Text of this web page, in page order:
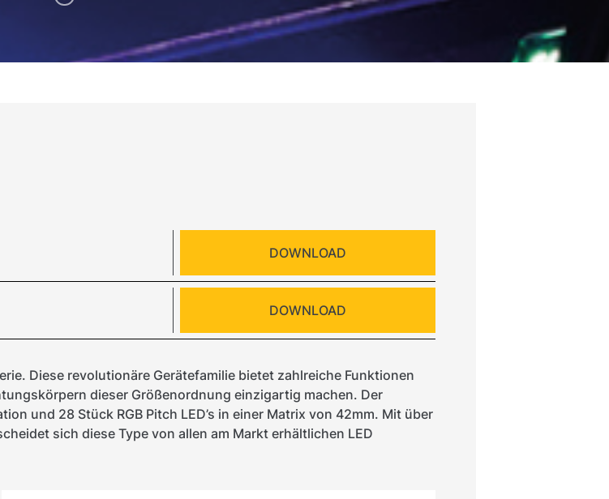
DOWNLOAD
DOWNLOAD
Diese revolutionäre Gerätefamilie bietet zahlreiche Funktionen
dieser Größenordnung einzigartig machen. Der
und 28 Stück RGB Pitch LED’s in einer Matrix von 42mm. Mit über
sich diese Type von allen am Markt erhältlichen LED